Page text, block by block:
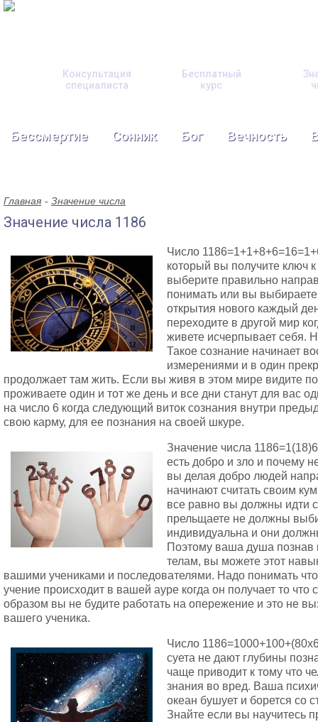
Консультация
специалиста
Бесплатный
курс
Бессмертие Сонник Бог Вечность
Главная Значение числа
Значение числа 1186
Число
который вы получите ключ
выберите правильно
понимать или вы
открытия нового каждый
переходите в другой мир
живете исчерпывает себя.
Такое сознание начинает
измерениями и в один
продолжает там жить. Если вы живя в этом мире видите
проживаете один и тот же день и все дни станут для вас
на число 6 когда следующий виток сознания внутри
свою карму, для ее познания на своей шкуре.
Значение числа
есть добро и зло и почему
вы делая добро людей
начинают считать своим
все равно вы должны идти
прельщаете не должны
индивидуальна и они
Поэтому ваша душа познав
телам, вы можете этот
вашими учениками и последователями. Надо понимать
учение происходит в вашей ауре когда он получает то что
образом вы не будите работать на опережение и это не
вашего ученика.
Число
суета не дают глубины
чаще приводит к тому что
знания во вред. Ваша
океан бушует и борется со
Знайте если вы научитесь